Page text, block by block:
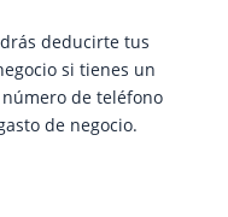
deducirte tus
si tienes un
de teléfono
de negocio.